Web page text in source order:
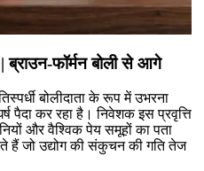
ब्राउन-फॉर्मन बोली से आगे
बोलीदाता के रूप में उभरना
पैदा कर रहा है। निवेशक इस प्रवृत्ति
और वैश्विक पेय समूहों का पता
हैं जो उद्योग की संकुचन की गति तेज